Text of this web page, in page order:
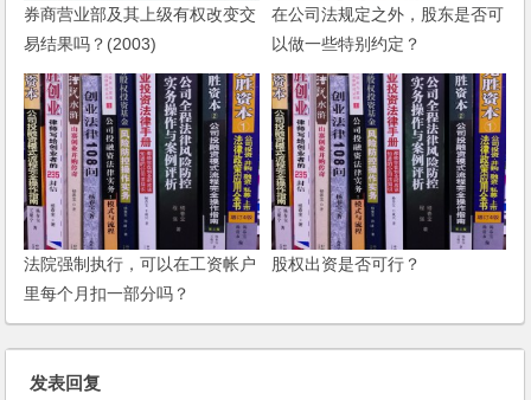
券商营业部及其上级有权改变交
易结果吗？(2003)
在公司法规定之外，股东是否可
以做一些特别约定？
法院强制执行，可以在工资帐户
里每个月扣一部分吗？
股权出资是否可行？
发表回复